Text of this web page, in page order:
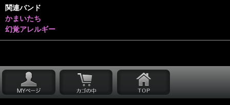
関連バンド
かまいたち
幻覚アレルギー